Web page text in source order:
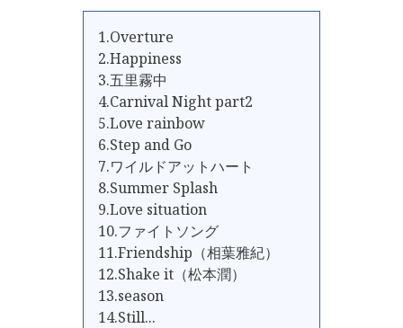
1.Overture
2.Happiness
3.五里霧中
4.Carnival Night part2
5.Love rainbow
6.Step and Go
7.ワイルドアットハート
8.Summer Splash
9.Love situation
10.ファイトソング
11.Friendship（相葉雅紀）
12.Shake it（松本潤）
13.season
14.Still...